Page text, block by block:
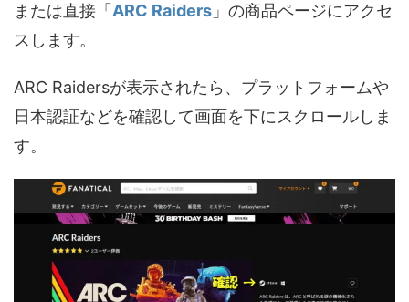
または直接「 ARC Raiders 」の商品ページにアクセ
スします。
ARC Raidersが表示されたら、プラットフォームや
日本認証などを確認して画面を下にスクロールしま
す。